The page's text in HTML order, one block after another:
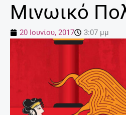
Μινωικό
20 Ιουνίου, 2017 3:07 μμ